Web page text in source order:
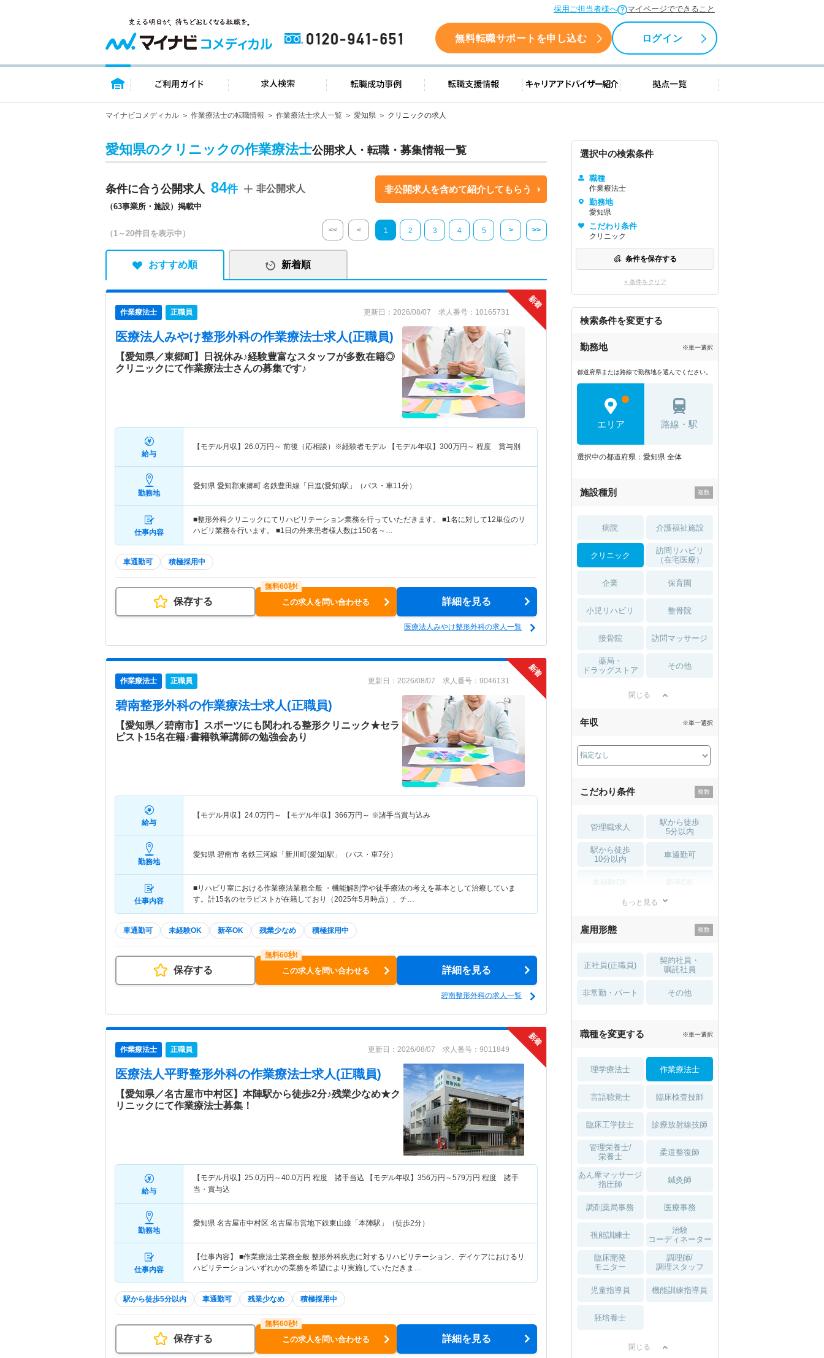
採用ご担当者様へ マイページでできること
0120-941-651 無料転職サポートを申し込む ログイン
トップページ ご利用ガイド 求人検索 転職成功事例 転職支援情報 キャリアアドバイザー紹介 拠点一覧
マイナビコメディカル 作業療法士の転職情報 作業療法士求人一覧 愛知県 クリニックの求人
愛知県のクリニックの作業療法士公開求人・転職・募集情報一覧
条件に合う公開求人 84
（63事業所・施設）掲載中
非公開求人 非公開求人を含めて紹介してもらう
（1～20件目を表示中） << < 1 2 3 4 5 > >>
おすすめ順 新着順
作業療法士 正職員 更新日：2026/08/07 求人番号：10165731
医療法人みやけ整形外科の作業療法士求人(正職員)
【愛知県／東郷町】日祝休み♪経験豊富なスタッフが多数在籍◎
クリニックにて作業療法士さんの募集です♪
給与
【モデル月収】 26.0万円～ 前後（応相談）※経験者モデル 【モデル年収】 300万円～ 程度 賞与別
勤務地
愛知県 愛知郡東郷町 名鉄豊田線「日進(愛知)駅」（バス・車11分）
仕事内容
■整形外科クリニックにてリハビリテーション業務を行っていただきます。 ■1名に対して12単位のリ
ハビリ業務を行います。 ■1日の外来患者様人数は150名～…
車通勤可 積極採用中
保存する この求人を問い合わせる 詳細を見る
医療法人みやけ整形外科の求人一覧
作業療法士 正職員 更新日：2026/08/07 求人番号：9046131
碧南整形外科の作業療法士求人(正職員)
【愛知県／碧南市】スポーツにも関われる整形クリニック★セラ
ピスト15名在籍♪書籍執筆講師の勉強会あり
給与
【モデル月収】 24.0万円～ 【モデル年収】 366万円～ ※諸手当賞与込み
勤務地
愛知県 碧南市 名鉄三河線「新川町(愛知)駅」（バス・車7分）
仕事内容
■リハビリ室における作業療法業務全般 ・機能解剖学や徒手療法の考えを基本として治療していま
す。計15名のセラピストが在籍しており（2025年5月時点）、チ…
車通勤可 未経験OK 新卒OK 残業少なめ 積極採用中
保存する この求人を問い合わせる 詳細を見る
碧南整形外科の求人一覧
作業療法士 正職員 更新日：2026/08/07 求人番号：9011849
医療法人平野整形外科の作業療法士求人(正職員)
【愛知県／名古屋市中村区】本陣駅から徒歩2分♪残業少なめ★ク
リニックにて作業療法士募集！
給与
【モデル月収】 25.0万円～40.0万円 程度 諸手当込 【モデル年収】 356万円～579万円 程度 諸手
当・賞与込
勤務地
愛知県 名古屋市中村区 名古屋市営地下鉄東山線「本陣駅」（徒歩2分）
仕事内容
【仕事内容】 ■作業療法士業務全般 整形外科疾患に対するリハビリテーション、デイケアにおけるリ
ハビリテーションいずれかの業務を希望により実施していただきま…
駅から徒歩5分以内 車通勤可 残業少なめ 積極採用中
保存する この求人を問い合わせる 詳細を見る
選択中の検索条件
職種
作業療法士
勤務地
愛知県
こだわり条件
クリニック
条件を保存する
× 条件をクリア
検索条件を変更する
勤務地 ※単一選択
都道府県または路線で勤務地を選んでください。
エリア 路線・駅
選択中の都道府県：愛知県 全体
施設種別
病院 介護福祉施設
クリニック
訪問リハビリ
（在宅医療）
企業 保育園
小児リハビリ 整骨院
接骨院 訪問マッサージ
薬局・
ドラッグストア
その他
閉じる
年収 ※単一選択
こだわり条件
管理職求人
駅から徒歩
5分以内
駅から徒歩
10分以内
車通勤可
住宅手当・補助
土日祝休 無資格 OK
積極採用中 WEB面接OK
もっと見る
雇用形態
正社員(正職員)
契約社員・
嘱託社員
非常勤・パート その他
職種を変更する ※単一選択
理学療法士 作業療法士
言語聴覚士 臨床検査技師
臨床工学技士 診療放射線技師
管理栄養士/
栄養士
柔道整復師
あん摩マッサージ
指圧師
鍼灸師
調剤薬局事務 医療事務
視能訓練士
治験
コーディネーター
臨床開発
モニター
調理師/
調理スタッフ
児童指導員 機能訓練指導員
胚培養士
閉じる